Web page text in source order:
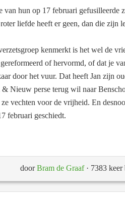
hun op 17 februari gefusilleerde
liefde heeft er geen, dan die zijn
kenmerkt is het wel de
of hervormd, of dat je
door het vuur. Dat heeft Jan zijn
Nieuw perse terug wil naar
vechten voor de vrijheid. En
februari geschiedt.
doorBram de Graaf· 7383 keer